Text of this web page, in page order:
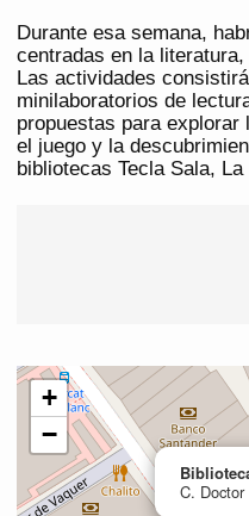
Durante esa semana,
centradas en la
Las actividades
minilaboratorios de
propuestas para
el juego y la
bibliotecas Tecla Sala,